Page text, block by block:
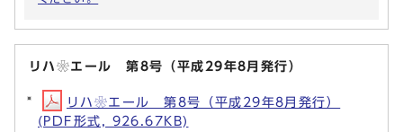
リハ❀エール 第8号（平成29年8月発行）
リハ❀エール 第8号（平成29年8月発行）
(PDF形式, 926.67KB)